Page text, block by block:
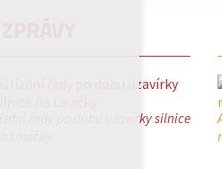
Jízdní řady po dobu uzavírky silnice